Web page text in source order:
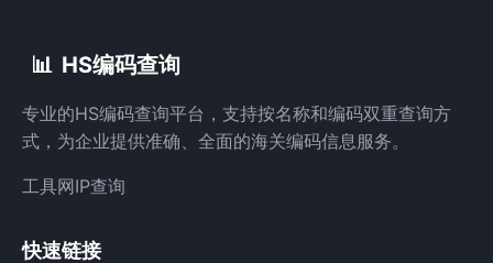
📊 HS编码查询
专业的HS编码查询平台，支持按名称和编码双重查询方
式，为企业提供准确、全面的海关编码信息服务。
工具网IP查询
快速链接